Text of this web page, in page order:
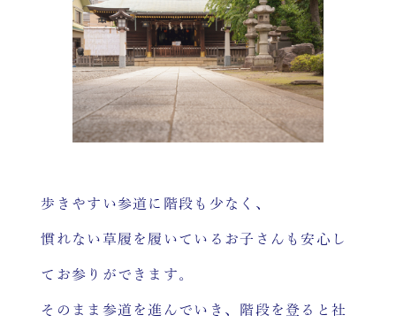
歩きやすい参道に階段も少なく、
慣れない草履を履いているお子さんも安心し
てお参りができます。
そのまま参道を進んでいき、階段を登ると社